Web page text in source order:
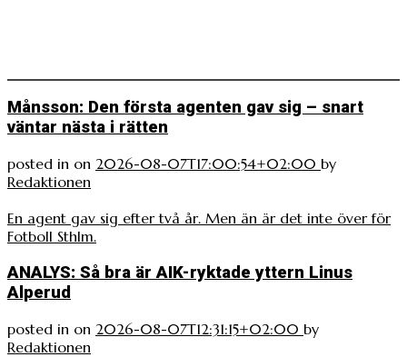
Månsson: Den första agenten gav sig – snart
väntar nästa i rätten
posted in on 2026-08-07T17:00:54+02:00 by
Redaktionen
En agent gav sig efter två år. Men än är det inte över för
Fotboll Sthlm.
ANALYS: Så bra är AIK-ryktade yttern Linus
Alperud
posted in on 2026-08-07T12:31:15+02:00 by
Redaktionen